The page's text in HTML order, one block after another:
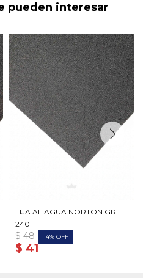
pueden interesar
LIJA AL AGUA NORTON GR.
240
$ 41
$ 48 14